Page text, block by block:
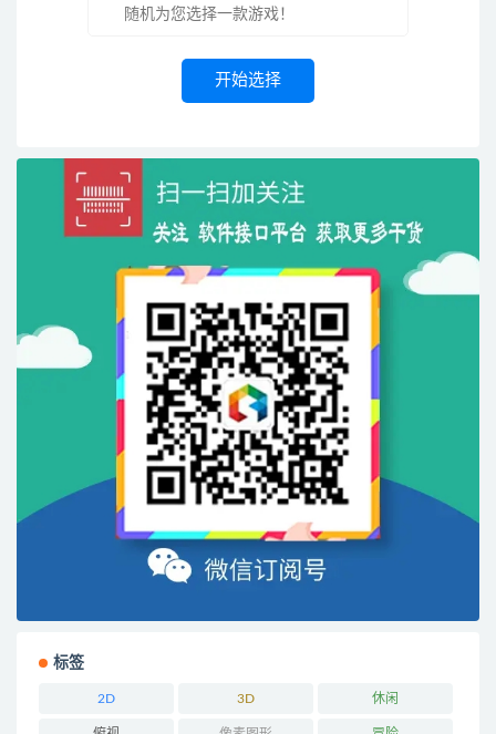
开始选择
标签
2D 3D 休闲